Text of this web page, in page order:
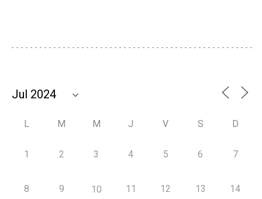
L M M J V S D
1 2 3 4 5 6 7
8 9 10 11 12 13 14